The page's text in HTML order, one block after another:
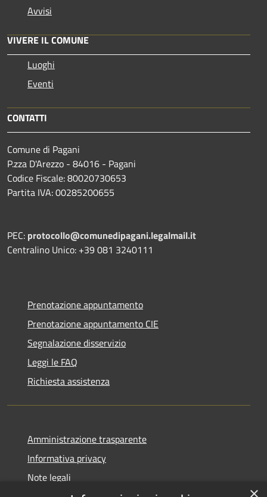
Avvisi
VIVERE IL COMUNE
Luoghi
Eventi
CONTATTI
Comune di Pagani
P.zza D'Arezzo - 84016 - Pagani
Codice Fiscale: 80020730653
Partita IVA: 00285200655
PEC: protocollo@comunedipagani.legalmail.it
Centralino Unico: +39 081 3240111
Prenotazione appuntamento
Prenotazione appuntamento CIE
Segnalazione disservizio
Leggi le FAQ
Richiesta assistenza
Amministrazione trasparente
Informativa privacy
Note legali